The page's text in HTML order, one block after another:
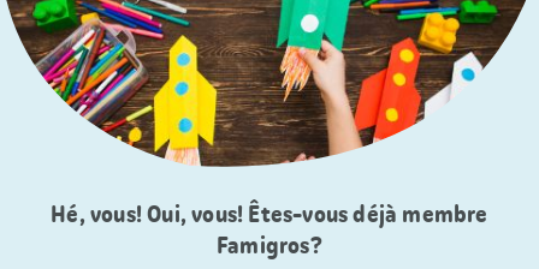
Hé, vous! Oui, vous! Êtes-vous déjà membre
Famigros?